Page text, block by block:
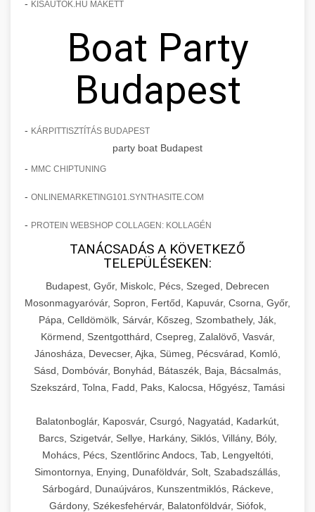
- KISAUTOK.HU MAKETT
Boat Party
Budapest
- KÁRPITTISZTÍTÁS BUDAPEST
party boat Budapest
- MMC CHIPTUNING
- ONLINEMARKETING101.SYNTHASITE.COM
- PROTEIN WEBSHOP COLLAGEN: KOLLAGÉN
TANÁCSADÁS A KÖVETKEZŐ
TELEPÜLÉSEKEN:
Budapest, Győr, Miskolc, Pécs, Szeged, Debrecen
Mosonmagyaróvár, Sopron, Fertőd, Kapuvár, Csorna, Győr,
Pápa, Celldömölk, Sárvár, Kőszeg, Szombathely, Ják,
Körmend, Szentgotthárd, Csepreg, Zalalövő, Vasvár,
Jánosháza, Devecser, Ajka, Sümeg, Pécsvárad, Komló,
Sásd, Dombóvár, Bonyhád, Bátaszék, Baja, Bácsalmás,
Szekszárd, Tolna, Fadd, Paks, Kalocsa, Hőgyész, Tamási
Balatonboglár, Kaposvár, Csurgó, Nagyatád, Kadarkút,
Barcs, Szigetvár, Sellye, Harkány, Siklós, Villány, Bóly,
Mohács, Pécs, Szentlőrinc Andocs, Tab, Lengyeltóti,
Simontornya, Enying, Dunaföldvár, Solt, Szabadszállás,
Sárbogárd, Dunaújváros, Kunszentmiklós, Ráckeve,
Gárdony, Székesfehérvár, Balatonföldvár, Siófok,